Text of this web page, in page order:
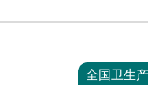
全国卫生